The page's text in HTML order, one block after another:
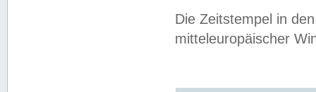
Die Zeitstempel in
mitteleuropäischer